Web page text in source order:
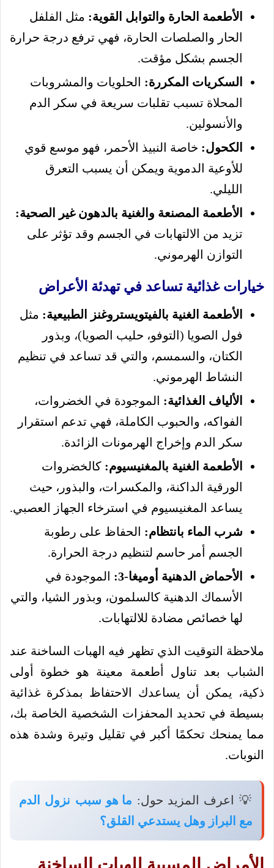
الأطعمة الحارة والتوابل القوية: مثل الفلفل
الحار والصلصات الحارة، فهي ترفع درجة حرارة
الجسم بشكل مؤقت.
السكريات المكررة: الحلويات والمشروبات
المحلاة تسبب تقلبات سريعة في سكر الدم
والأنسولين.
الكحول: خاصة النبيذ الأحمر، فهو موسع قوي
للأوعية الدموية ويمكن أن يسبب التعرق
الليلي.
الأطعمة المصنعة والغنية بالدهون غير الصحية:
تزيد من الالتهابات في الجسم وقد تؤثر على
التوازن الهرموني.
خيارات غذائية تساعد في تهدئة الأعراض
الأطعمة الغنية بالفيتويستروغنز الطبيعية: مثل
فول الصويا (التوفو، حليب الصويا)، وبذور
الكتان، والسمسم، والتي قد تساعد في تنظيم
النشاط الهرموني.
الألياف الغذائية: الموجودة في الخضروات،
الفواكه، والحبوب الكاملة، فهي تدعم استقرار
سكر الدم وإخراج الهرمونات الزائدة.
الأطعمة الغنية بالمغنيسيوم: كالخضروات
الورقية الداكنة، والمكسرات، والبذور، حيث
يساعد المغنيسيوم في استرخاء الجهاز العصبي.
شرب الماء بانتظام: الحفاظ على رطوبة
الجسم أمر حاسم لتنظيم درجة الحرارة.
الأحماض الدهنية أوميغا-3:
الموجودة في
الأسماك الدهنية كالسلمون، وبذور الشيا، والتي
لها خصائص مضادة للالتهابات.
ملاحظة التوقيت الذي تظهر فيه الهبات الساخنة عند
الشباب بعد تناول أطعمة معينة هو خطوة أولى
ذكية، يمكن أن يساعدك الاحتفاظ بمذكرة غذائية
بسيطة في تحديد المحفزات الشخصية الخاصة بك،
مما يمنحك تحكمًا أكبر في تقليل وتيرة وشدة هذه
النوبات.
💡 اعرف المزيد حول: ما هو سبب نزول الدم
مع البراز وهل يستدعي القلق؟